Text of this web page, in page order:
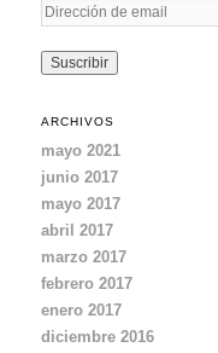
D
r
c
i
ó
n
d
e
e
ARCHIVOS
mayo 2021
junio 2017
mayo 2017
abril 2017
marzo 2017
febrero 2017
enero 2017
diciembre 2016